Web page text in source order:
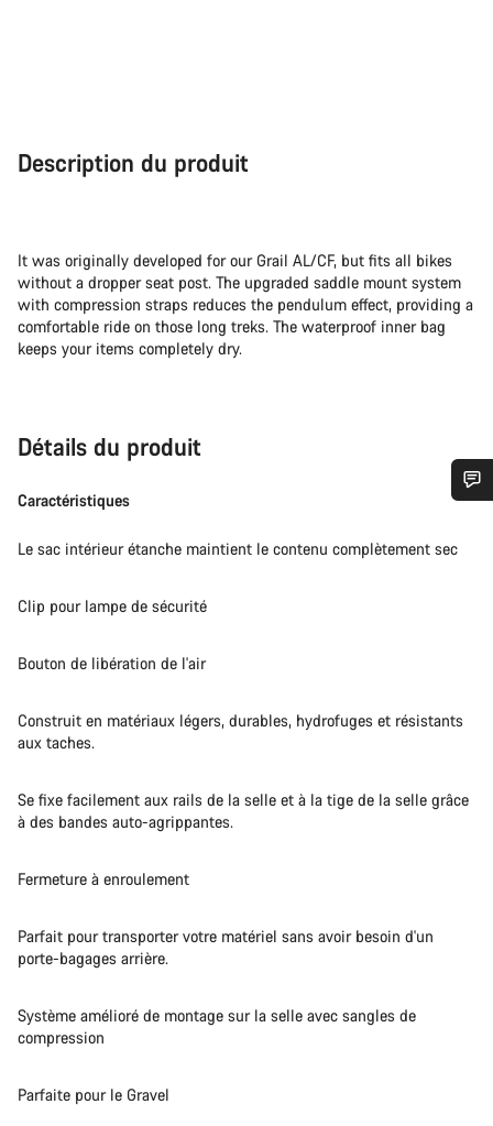
Description du produit
It was originally developed for our Grail AL/CF, but fits all bikes
without a dropper seat post. The upgraded saddle mount system
with compression straps reduces the pendulum effect, providing a
comfortable ride on those long treks. The waterproof inner bag
keeps your items completely dry.
Détails du produit
Caractéristiques
Le sac intérieur étanche maintient le contenu complètement sec
Clip pour lampe de sécurité
Bouton de libération de l'air
Construit en matériaux légers, durables, hydrofuges et résistants
aux taches.
Se fixe facilement aux rails de la selle et à la tige de la selle grâce
à des bandes auto-agrippantes.
Fermeture à enroulement
Parfait pour transporter votre matériel sans avoir besoin d'un
porte-bagages arrière.
Système amélioré de montage sur la selle avec sangles de
compression
Parfaite pour le Gravel
répondre à vos questions.
Fermer